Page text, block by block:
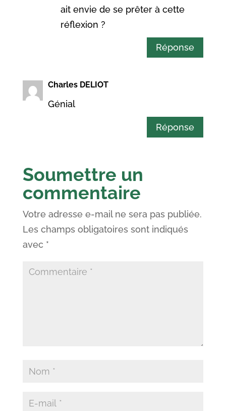
ait envie de se prêter à cette
réflexion ?
Réponse
Charles DELIOT
Génial
Réponse
Soumettre un
commentaire
Votre adresse e-mail ne sera pas publiée.
Les champs obligatoires sont indiqués
avec *